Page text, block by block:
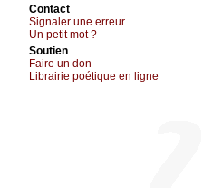
Cоntact
Signaler une errеur
Un pеtit mоt ?
Sоutien
Fаirе un dоn
Librairiе pоétique en lignе